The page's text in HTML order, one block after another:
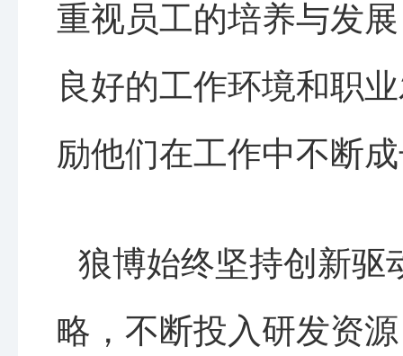
重视员工的培养与发
良好的工作环境和职
励他们在工作中不断
狼博始终坚持创新驱
略，不断投入研发资